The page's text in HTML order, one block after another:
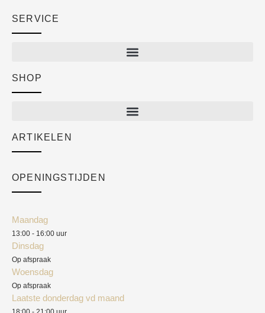
SERVICE
Academy
SHOP
ARTIKELEN
OPENINGSTIJDEN
Maandag
13:00 - 16:00 uur
Dinsdag
Op afspraak
Woensdag
Op afspraak
Laatste donderdag vd maand